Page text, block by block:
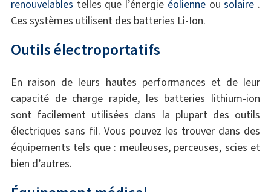
renouvelables telles que l’énergie éolienneousolaire .
Ces systèmes utilisent des batteries Li-Ion.
Outils électroportatifs
En raison de leurs hautes performances et de leur
capacité de charge rapide, les batteries lithium-ion
sont facilement utilisées dans la plupart des outils
électriques sans fil. Vous pouvez les trouver dans des
équipements tels que : meuleuses, perceuses, scies et
bien d’autres.